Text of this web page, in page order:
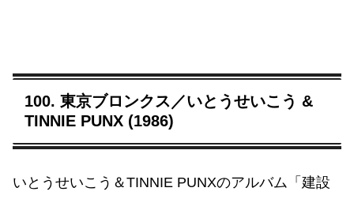
100. 東京ブロンクス／いとうせいこう &
TINNIE PUNX (1986)
いとうせいこう＆TINNIE PUNXのアルバム「建設